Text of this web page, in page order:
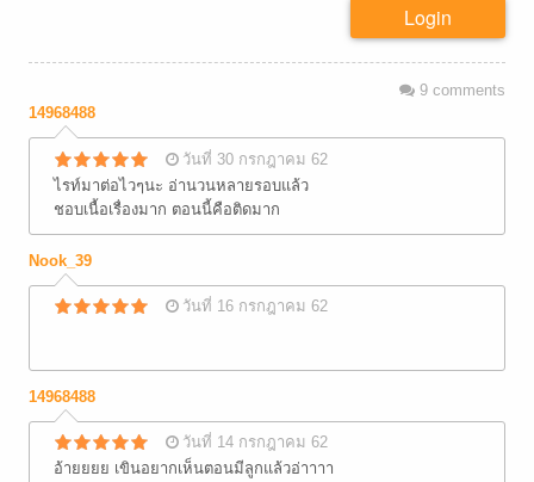
Login
9comments
14968488
วันที่ 30 กรกฎาคม 62
ไรท์มาต่อไวๆนะ อ่านวนหลายรอบแล้ว
ชอบเนื้อเรื่องมาก ตอนนี้คือติดมาก
Nook_39
วันที่ 16 กรกฎาคม 62
14968488
วันที่ 14 กรกฎาคม 62
อ้ายยยย เขินอยากเห็นตอนมีลูกแล้วอ่าาาา